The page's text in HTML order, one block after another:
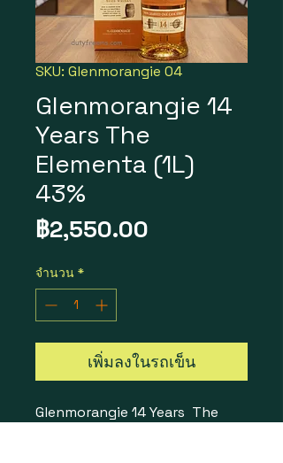
SKU: Glenmorangie 04
Glenmorangie 14
Years The
Elementa (1L)
43%
฿2,550.00
จำนวน *
เพิ่มลงในรถเข็น
Glenmorangie 14 Years The